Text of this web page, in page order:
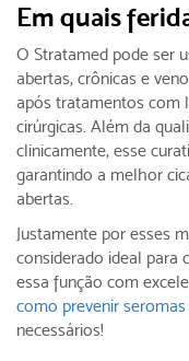
Em quais
O Stratamed pode ser
abertas, crônicas e
após tratamentos com
cirúrgicas. Além da
clinicamente, esse
garantindo a melhor
abertas.
Justamente por esses
considerado ideal para
essa função com
como prevenir
necessários!